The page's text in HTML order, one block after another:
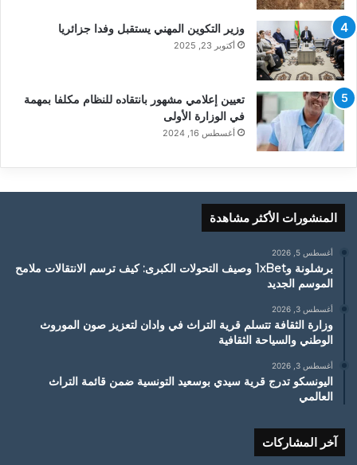
وزير التكوين المهني يستقبل وفدا جزائريا
أكتوبر 23, 2025
تعيين إعلامي مشهور بانتقاده للنظام مكلفا بمهمة
في الوزارة الأولى
أغسطس 16, 2024
المنشورات الأكثر مشاهدة
أغسطس 5, 2026
برشلونة و1xBet وصيف التحولات الكبرى: كيف ترسم الانتقالات ملامح
الموسم الجديد
أغسطس 3, 2026
وزارة الثقافة تتسلم قرية التراث في وادان لتعزيز صون الموروث
الوطني والسياحة الثقافية
أغسطس 3, 2026
اليونسكو تدرج قرية سيدي بوسعيد التونسية ضمن قائمة التراث
العالمي
آخر المشاركات